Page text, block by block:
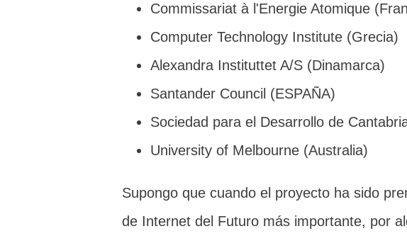
Commissariat à l'Energie Atomique
Computer Technology Institute (Grecia)
Alexandra Instituttet A/S (Dinamarca)
Santander Council (ESPAÑA)
Sociedad para el Desarrollo de
University of Melbourne (Australia)
Supongo que cuando el proyecto ha sido
de Internet del Futuro más importante, por